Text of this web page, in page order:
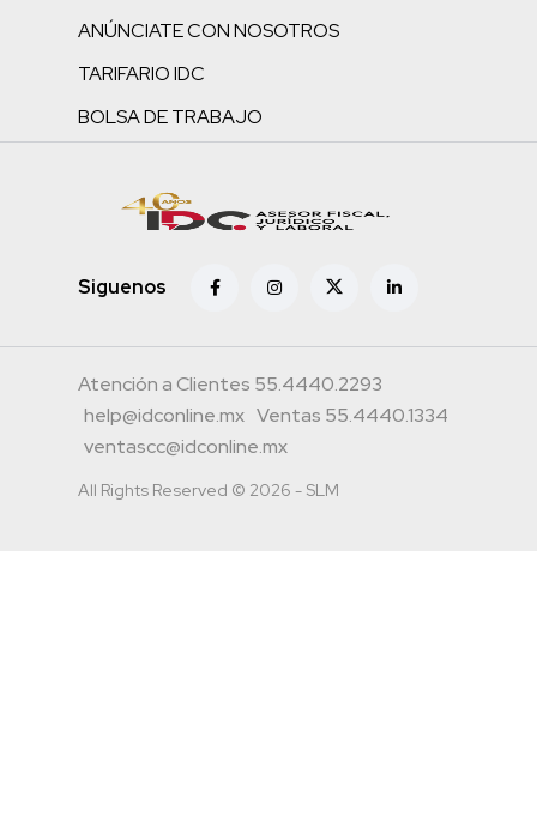
ANÚNCIATE CON NOSOTROS
TARIFARIO IDC
BOLSA DE TRABAJO
Siguenos
Atención a Clientes 55.4440.2293
help@idconline.mx Ventas 55.4440.1334
ventascc@idconline.mx
All Rights Reserved © 2026 - SLM